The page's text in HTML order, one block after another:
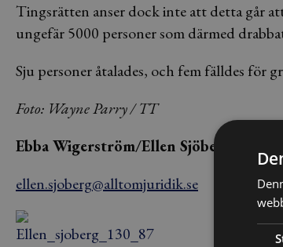
Tingsrätten anser dock inte att detta går
ungefär 5000 personer som därmed
Sju personer åtalades, och fem fälldes för
Foto: Wayne Parry / TT
Ebba Wigerström/Ellen Sjöberg
ellen.sjoberg@alltomjuridik.se